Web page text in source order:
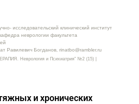
исследовательский клинический институт
неврологии факультета
Равилевич Богданов, rinatbo@rambler.ru
Неврология и Психиатрия" №2 (15) |
и хронических